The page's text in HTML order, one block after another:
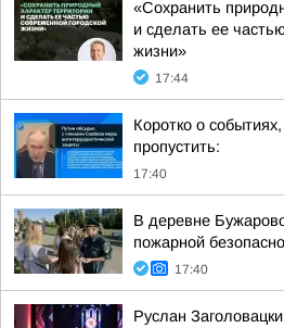
«Сохранить
и сделать ее
жизни»
17:44
Коротко о
пропустить:
17:40
В деревне
пожарной
17:40
Руслан